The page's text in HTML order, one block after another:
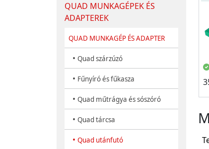
QUAD MUNKAGÉPEK ÉS
ADAPTEREK
QUAD MUNKAGÉP ÉS ADAPTER
• Quad szárzúzó
• Fűnyíró és fűkasza
• Quad műtrágya és sószóró
• Quad tárcsa
• Quad utánfutó